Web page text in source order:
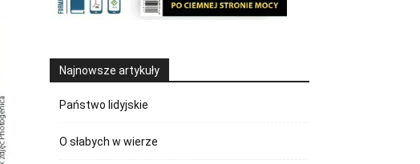
Najnowsze artykuły
Państwo lidyjskie
O słabych w wierze